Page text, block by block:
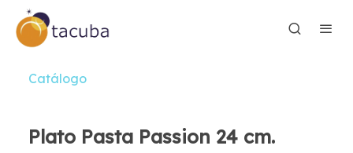
Catálogo
Plato Pasta Passion 24 cm.